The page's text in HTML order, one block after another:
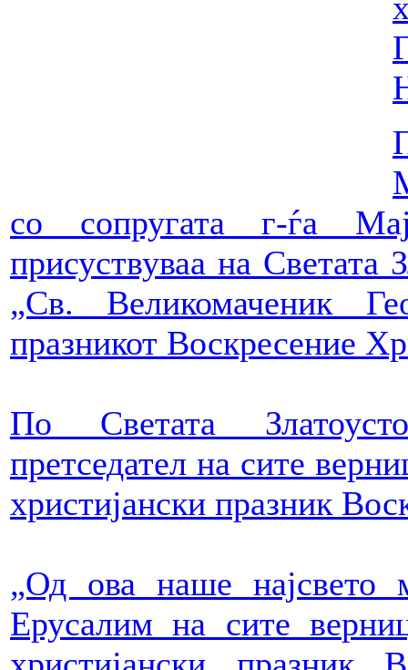
со сопругата г-ѓа
присуствуваа на Светата
„Св. Великомаченик
празникот Воскресение
По Светата
претседател на сите
христијански празник
„Од ова наше најсвето
Ерусалим на сите